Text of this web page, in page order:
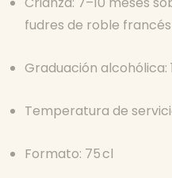
fudres de roble
Graduación alcohólica:
Temperatura de
Formato: 75 cl